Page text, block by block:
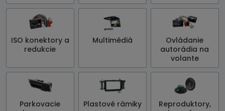
ISO konektory a
redukcie
Multimédiá
Ovládanie
autorádia na
volante
Parkovacie
Plastové rámiky
Reproduktory,